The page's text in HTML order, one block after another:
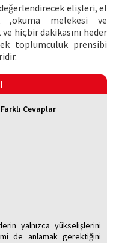
elişleri, el
,okuma melekesi ve
hiçbir dakikasını heder
toplumculuk prensibi
Cevaplar
yalnızca yükselişlerini
de anlamak gerektiğini